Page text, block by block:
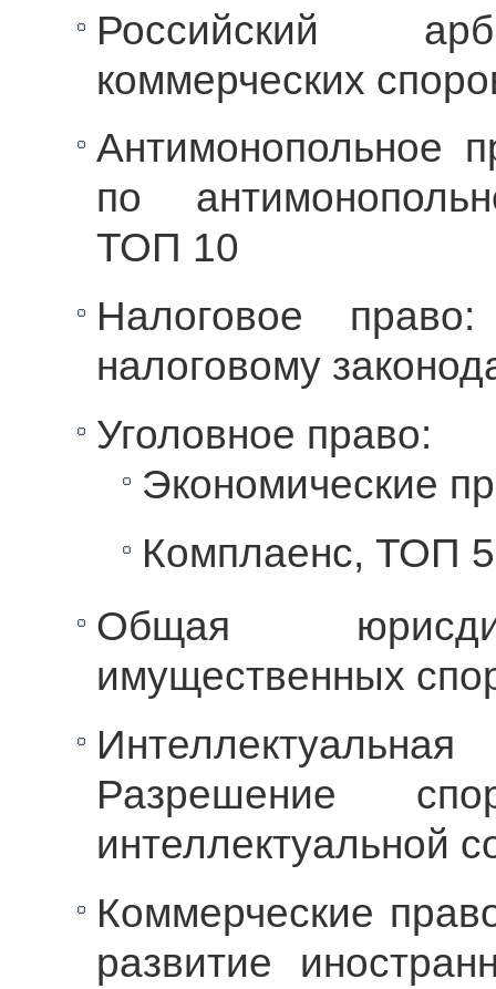
Российский
коммерческих
Антимонопольное
по
ТОП 10
Налоговое
налоговому
Уголовное право:
Экономические
Комплаенс, ТОП 5
Общая
имущественных
Разрешение
интеллектуальной
Коммерческие
развитие